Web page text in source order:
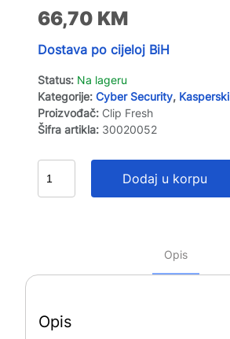
66,70 KM
Dostava po cijeloj BiH
Status: Na lageru
Kategorije: Cyber Security, Kasperski
Proizvođač: Clip Fresh
Šifra artikla: 30020052
Dodaj u korpu
Opis
Opis